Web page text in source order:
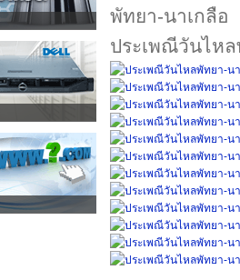
ประเพณีวันไห